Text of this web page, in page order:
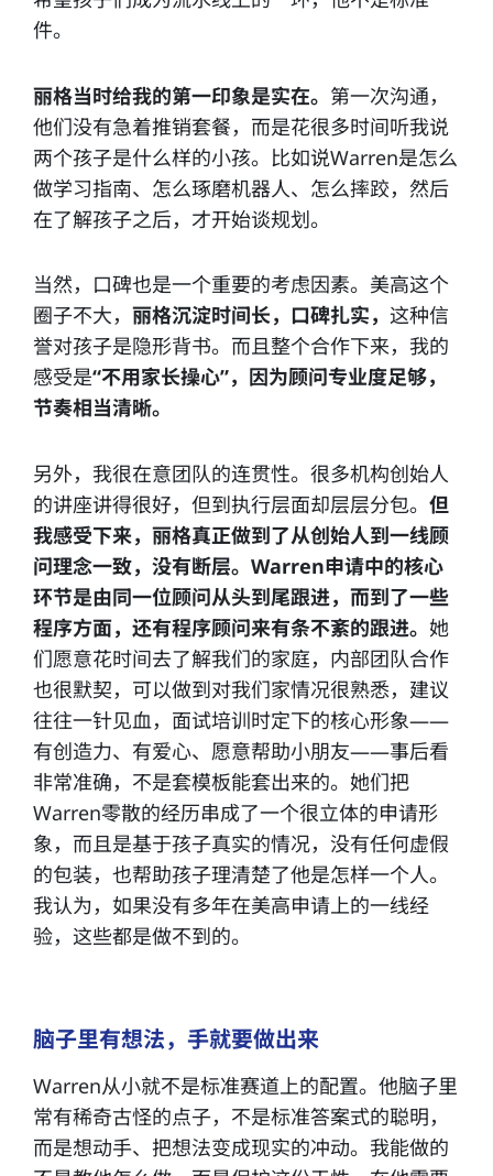
件。
丽格当时给我的第一印象是实在。 第一次沟通，
他们没有急着推销套餐，而是花很多时间听我说
两个孩子是什么样的小孩。比如说Warren是怎么
做学习指南、怎么琢磨机器人、怎么摔跤，然后
在了解孩子之后，才开始谈规划。
当然，口碑也是一个重要的考虑因素。美高这个
圈子不大， 丽格沉淀时间长，口碑扎实， 这种信
誉对孩子是隐形背书。而且整个合作下来，我的
感受是“不用家长操心”，因为顾问专业度足够，
节奏相当清晰。
另外，我很在意团队的连贯性。很多机构创始人
的讲座讲得很好，但到执行层面却层层分包。 但
我感受下来，丽格真正做到了从创始人到一线顾
问理念一致，没有断层。 Warren申请中的核心
环节是由同一位顾问从头到尾跟进，而到了一些
程序方面，还有程序顾问来有条不紊的跟进。 她
们愿意花时间去了解我们的家庭，内部团队合作
也很默契，可以做到对我们家情况很熟悉，建议
往往一针见血，面试培训时定下的核心形象——
有创造力、有爱心、愿意帮助小朋友——事后看
非常准确，不是套模板能套出来的。她们把
Warren零散的经历串成了一个很立体的申请形
象，而且是基于孩子真实的情况，没有任何虚假
的包装，也帮助孩子理清楚了他是怎样一个人。
我认为，如果没有多年在美高申请上的一线经
验，这些都是做不到的。
脑子里有想法，手就要做出来
Warren从小就不是标准赛道上的配置。他脑子里
常有稀奇古怪的点子，不是标准答案式的聪明，
而是想动手、把想法变成现实的冲动。我能做的